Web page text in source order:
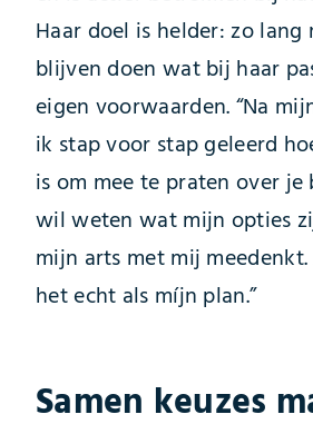
Haar doel is helder: zo lang
blijven doen wat bij haar
eigen voorwaarden. “Na
ik stap voor stap geleerd
is om mee te praten over je
wil weten wat mijn opties
mijn arts met mij
het echt als míjn plan.”
Samen keuzes